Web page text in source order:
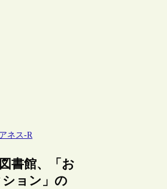
てください
ネス-R
書館、「お
ョン」の